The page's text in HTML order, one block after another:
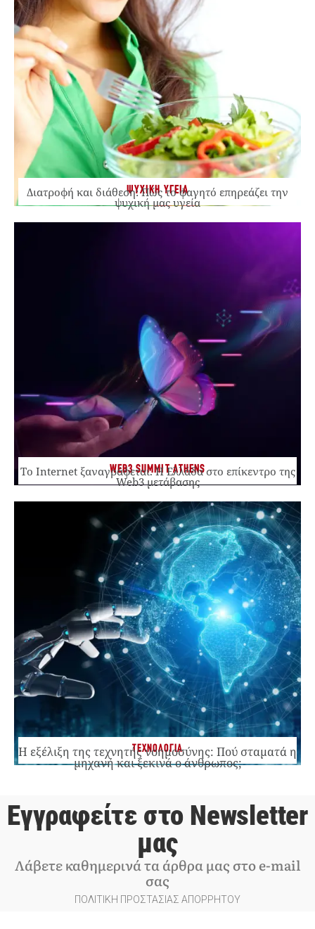
ΨΥΧΙΚΗ ΥΓΕΙΑ
Διατροφή και διάθεση: Πώς το φαγητό επηρεάζει την
ψυχική μας υγεία
WEB3 SUMMIT ATHENS
Το Internet ξαναγράφεται. Η Ελλάδα στο επίκεντρο της
Web3 μετάβασης
ΤΕΧΝΟΛΟΓΙΑ
Η εξέλιξη της τεχνητής νοημοσύνης: Πού σταματά η
μηχανή και ξεκινά ο άνθρωπος;
Εγγραφείτε στο Newsletter
μας
Λάβετε καθημερινά τα άρθρα μας στο e-mail
σας
ΠΟΛΙΤΙΚΗ ΠΡΟΣΤΑΣΙΑΣ ΑΠΟΡΡΗΤΟΥ